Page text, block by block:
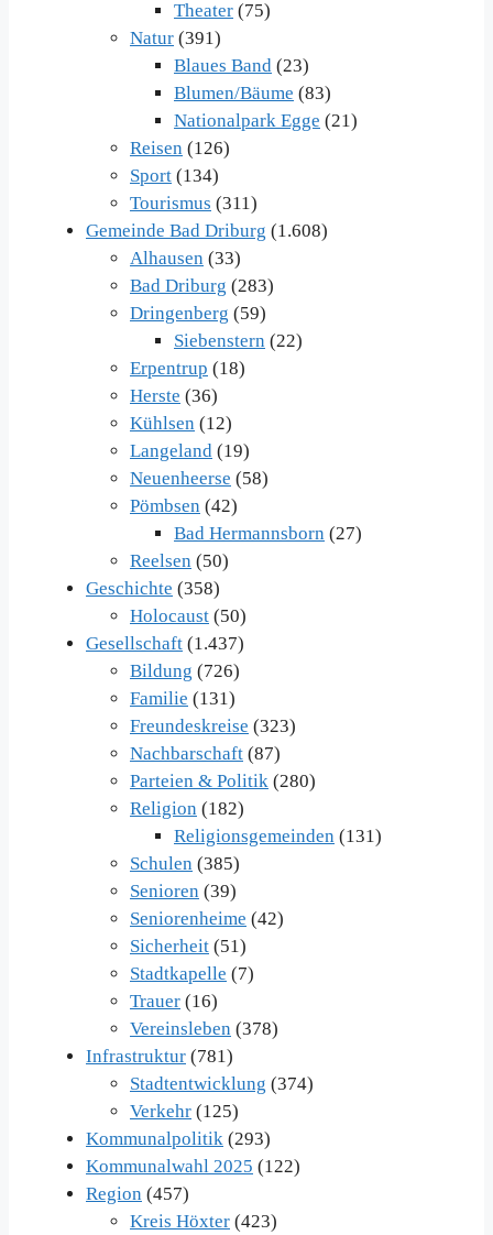
Theater (75)
Natur (391)
Blaues Band (23)
Blumen/Bäume (83)
Nationalpark Egge (21)
Reisen (126)
Sport (134)
Tourismus (311)
Gemeinde Bad Driburg (1.608)
Alhausen (33)
Bad Driburg (283)
Dringenberg (59)
Siebenstern (22)
Erpentrup (18)
Herste (36)
Kühlsen (12)
Langeland (19)
Neuenheerse (58)
Pömbsen (42)
Bad Hermannsborn (27)
Reelsen (50)
Geschichte (358)
Holocaust (50)
Gesellschaft (1.437)
Bildung (726)
Familie (131)
Freundeskreise (323)
Nachbarschaft (87)
Parteien & Politik (280)
Religion (182)
Religionsgemeinden (131)
Schulen (385)
Senioren (39)
Seniorenheime (42)
Sicherheit (51)
Stadtkapelle (7)
Trauer (16)
Vereinsleben (378)
Infrastruktur (781)
Stadtentwicklung (374)
Verkehr (125)
Kommunalpolitik (293)
Kommunalwahl 2025 (122)
Region (457)
Kreis Höxter (423)